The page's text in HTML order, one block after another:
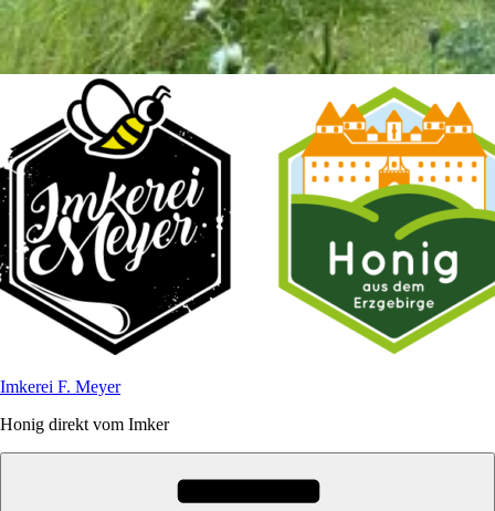
Imkerei F. Meyer
Honig direkt vom Imker